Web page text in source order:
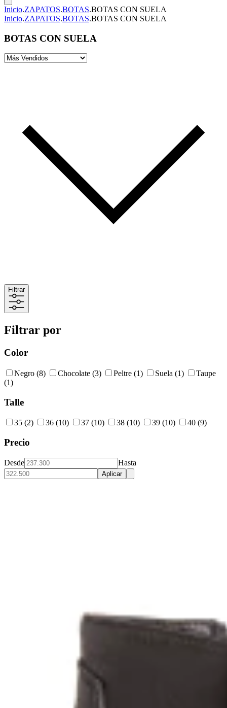
Inicio.ZAPATOS.BOTAS.BOTAS CON SUELA
Inicio.ZAPATOS.BOTAS.BOTAS CON SUELA
BOTAS CON SUELA
Filtrar
Filtrar por
Color
Negro (8) Chocolate (3) Peltre (1) Suela (1)
Taupe
(1)
Talle
35 (2) 36 (10) 37 (10) 38 (10) 39 (10) 40 (9)
Precio
Desde Hasta
Aplicar